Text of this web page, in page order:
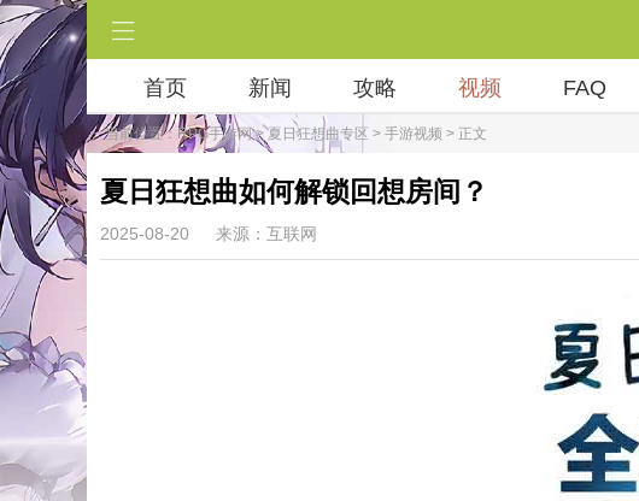
首页 新闻 攻略 视频 FAQ
当前位置：RPG手游网>夏日狂想曲专区 > 手游视频 > 正文
夏日狂想曲如何解锁回想房间？
2025-08-20 来源：互联网